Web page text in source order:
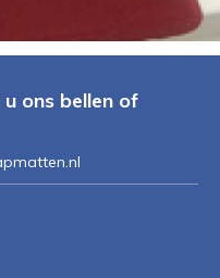
ons bellen of